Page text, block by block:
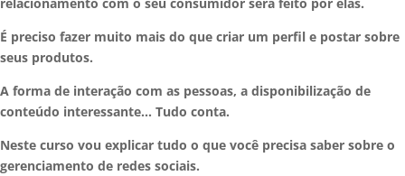
É preciso fazer muito mais do que criar um perfil e postar sobre
seus produtos.
A forma de interação com as pessoas, a disponibilização de
conteúdo interessante… Tudo conta.
Neste curso vou explicar tudo o que você precisa saber sobre o
gerenciamento de redes sociais.